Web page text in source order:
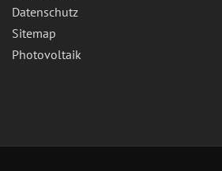
Datenschutz
Sitemap
Photovoltaik